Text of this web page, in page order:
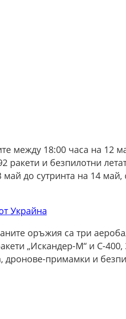
между 18:00 часа на 12
ракети и безпилотни
май до сутринта на 14
Украйна
оръжия са три
„Искандер-М“ и С-
дронове-примамки и